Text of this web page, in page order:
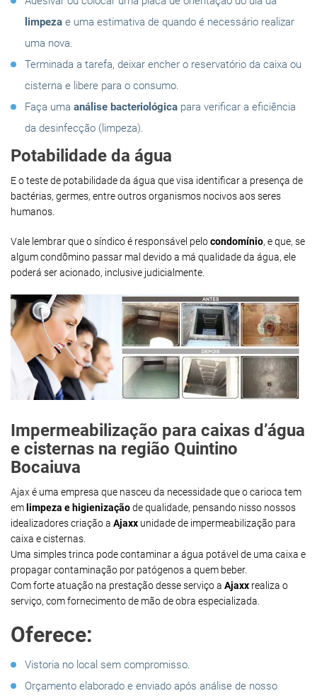
limpeza e uma estimativa de quando é necessário realizar
uma nova.
Terminada a tarefa, deixar encher o reservatório da caixa ou
cisterna e libere para o consumo.
Faça uma análise bacteriológica para verificar a eficiência
da desinfecção (limpeza).
Potabilidade da água
E o teste de potabilidade da água que visa identificar a presença de
bactérias, germes, entre outros organismos nocivos aos seres
humanos.
Vale lembrar que o síndico é responsável pelocondomínio, e que, se
algum condômino passar mal devido a má qualidade da água, ele
poderá ser acionado, inclusive judicialmente.
Impermeabilização para caixas d’água
e cisternas na região Quintino
Bocaiuva
Ajax é uma empresa que nasceu da necessidade que o carioca tem
em limpeza e higienizaçãode qualidade, pensando nisso nossos
idealizadores criação a Ajaxx unidade de impermeabilização para
caixa e cisternas.
Uma simples trinca pode contaminar a água potável de uma caixa e
propagar contaminação por patógenos a quem beber.
Com forte atuação na prestação desse serviço a Ajaxx realiza o
serviço, com fornecimento de mão de obra especializada.
Oferece:
Vistoria no local sem compromisso.
Orçamento elaborado e enviado após análise de nosso